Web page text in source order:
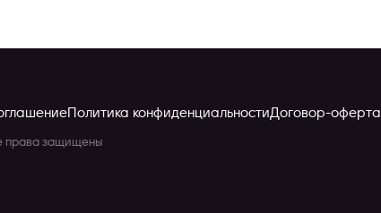
Политика конфиденциальностиДоговор-оферта
права защищены